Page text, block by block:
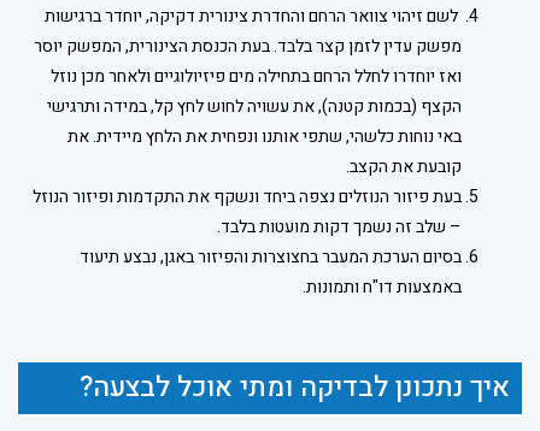
לשם זיהוי צוואר הרחם והחדרת צינורית דקיקה, יוחדר ברגישות
מפשק עדין לזמן קצר בלבד. בעת הכנסת הצינורית, המפשק יוסר
ואז יוחדרו לחלל הרחם בתחילה מים פיזיולוגיים ולאחר מכן נוזל
הקצף (בכמות קטנה), את עשויה לחוש לחץ קל, במידה ותרגישי
באי נוחות כלשהי, שתפי אותנו ונפחית את הלחץ מיידית. את
קובעת את הקצב.
בעת פיזור הנוזלים נצפה ביחד ונשקף את התקדמות ופיזור הנוזל
– שלב זה נשמך דקות מועטות בלבד.
בסיום הערכת המעבר בחצוצרות והפיזור באגן, נבצע תיעוד
באמצעות דו"ח ותמונות.
איך נתכונן לבדיקה ומתי אוכל לבצעה?